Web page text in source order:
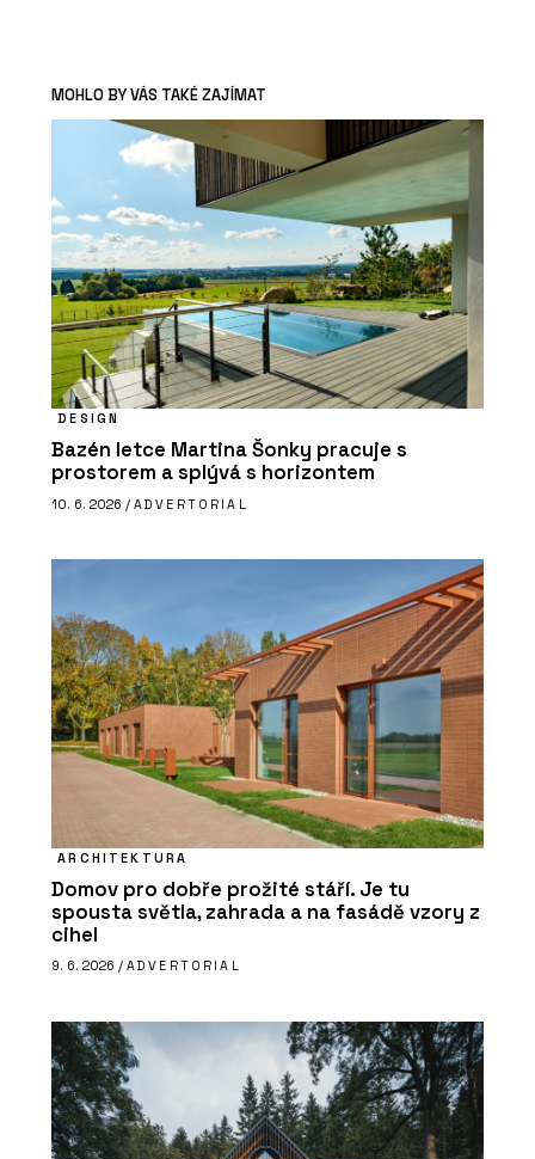
MOHLO BY VÁS TAKÉ ZAJÍMAT
DESIGN
Bazén letce Martina Šonky pracuje s
prostorem a splývá s horizontem
10. 6. 2026 / ADVERTORIAL
ARCHITEKTURA
Domov pro dobře prožité stáří. Je tu
spousta světla, zahrada a na fasádě vzory z
cihel
9. 6. 2026 / ADVERTORIAL